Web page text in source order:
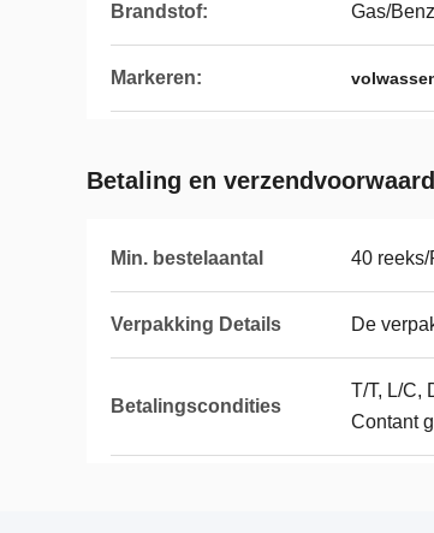
Brandstof: Gas/
Markeren:
Betaling en
Min. bestelaantal 40
Verpakking Details De
Betalingscondities
T/T, L/C,
Contant